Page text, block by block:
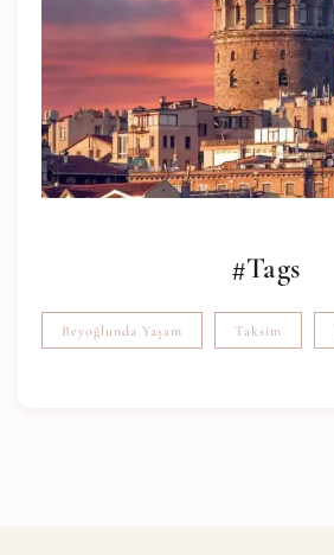
#Tags
Beyoğlunda Yaşam Taksim